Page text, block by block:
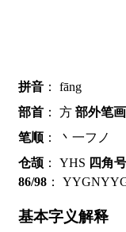
拼音 ： fāng
部首 ： 方 部外笔画
笔顺 ：
丶一フノ
仓颉 ： YHS 四角
86/98 ：
基本字义解释